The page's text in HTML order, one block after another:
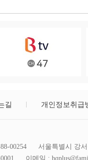
길 개인정보취급
00254
서울특별시 강
이메일 :